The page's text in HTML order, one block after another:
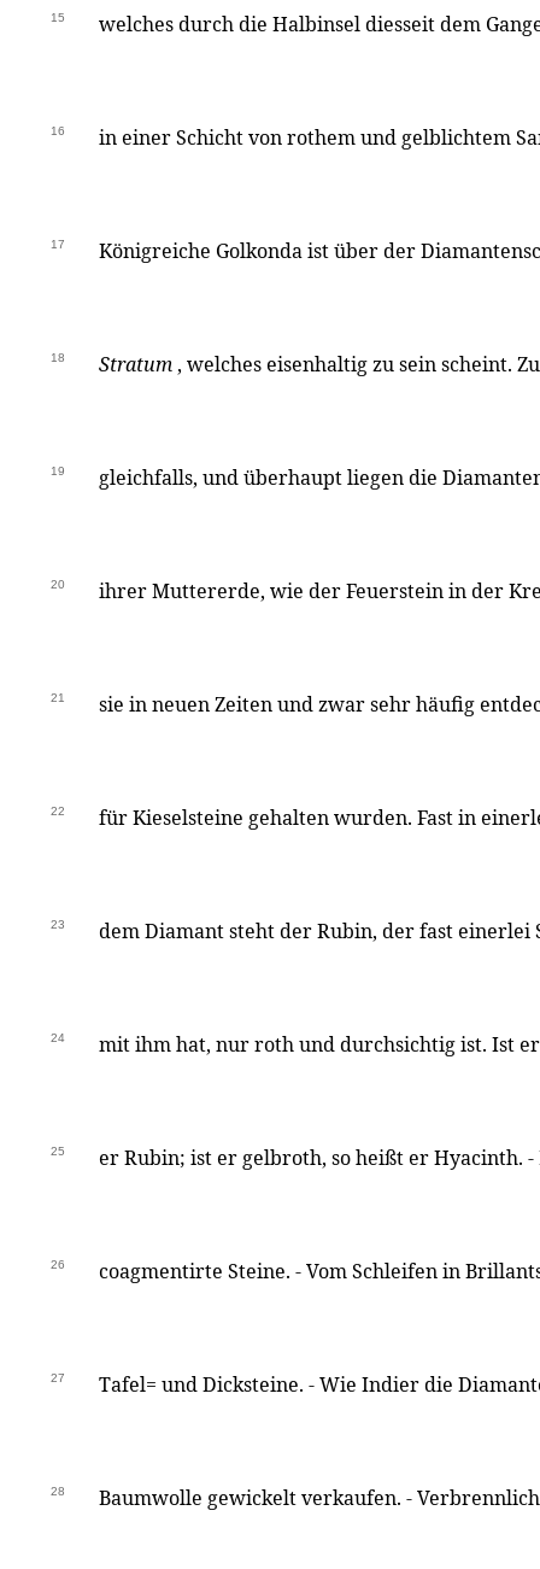
15 welches durch die Halbinsel diesseit dem
16 in einer Schicht von rothem und gelblichtem
17 Königreiche Golkonda ist über der
18 Stratum , welches eisenhaltig zu sein scheint.
19 gleichfalls, und überhaupt liegen die
20 ihrer Muttererde, wie der Feuerstein in der
21 sie in neuen Zeiten und zwar sehr häufig
22 für Kieselsteine gehalten wurden. Fast in
23 dem Diamant steht der Rubin, der fast einerlei
24 mit ihm hat, nur roth und durchsichtig ist. Ist
25 er Rubin; ist er gelbroth, so heißt er Hyacinth.
26 coagmentirte Steine. - Vom Schleifen in
27 Tafel= und Dicksteine. - Wie Indier die
28 Baumwolle gewickelt verkaufen. -